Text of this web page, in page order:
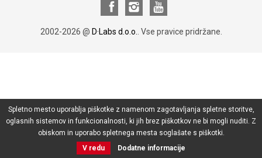
2002-2026 @ D·Labs d.o.o. . Vse pravice pridržane.
Spletno mesto uporablja piškotke z namenom zagotavljanja spletne storitve,
oglasnih sistemov in funkcionalnosti, ki jih brez piškotkov ne bi mogli nuditi. Z
obiskom in uporabo spletnega mesta soglašate s piškotki.
V redu
Dodatne informacije